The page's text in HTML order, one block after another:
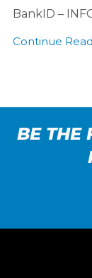
BankID –
Continue
BE THE